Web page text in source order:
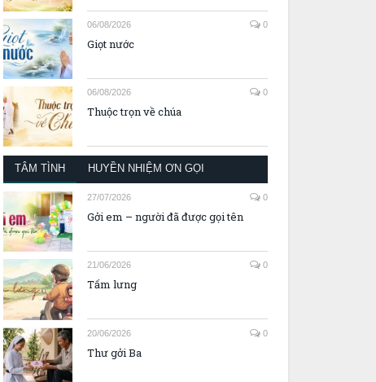
06/08/2026 0
Giọt nước
06/08/2026 0
Thuộc trọn về chúa
TÂM TÌNH HUYỀN NHIỆM ƠN GỌI
27/07/2026 0
Gởi em – người đã được gọi tên
21/06/2026 0
Tấm lưng
20/06/2026 0
Thư gởi Ba